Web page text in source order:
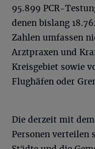
95.899 PCR-
denen bislang
Zahlen umfassen
Arztpraxen und
Kreisgebiet sowie
Flughäfen oder
Die derzeit mit
Personen verteilen